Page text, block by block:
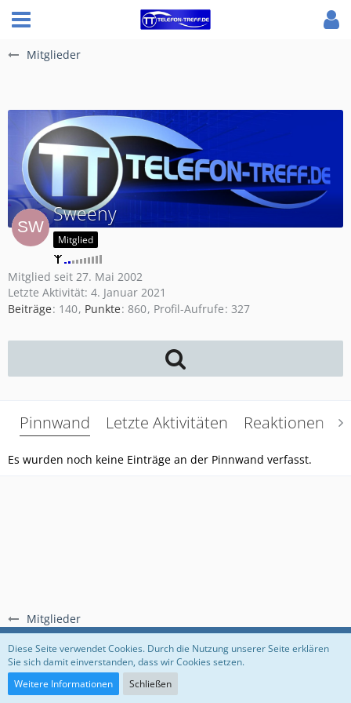
Mitglieder
Mitglieder
Sweeny
Mitglied
Mitglied seit 27. Mai 2002
Letzte Aktivität: 4. Januar 2021
Beiträge 140 Punkte 860 Profil-Aufrufe 327
Pinnwand Letzte Aktivitäten Reaktionen
Es wurden noch keine Einträge an der Pinnwand verfasst.
Regeln Datenschutzerklärung Impressum
Community-Software:
Diese Seite verwendet Cookies. Durch die Nutzung unserer Seite erklären
Sie sich damit einverstanden, dass wir Cookies setzen.
Weitere Informationen
Schließen